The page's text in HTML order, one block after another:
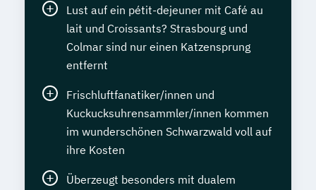
Lust auf ein pétit-dejeuner mit Café au
lait und Croissants? Strasbourg und
Colmar sind nur einen Katzensprung
entfernt
Frischluftfanatiker/innen und
Kuckucksuhrensammler/innen kommen
im wunderschönen Schwarzwald voll auf
ihre Kosten
Überzeugt besonders mit dualem